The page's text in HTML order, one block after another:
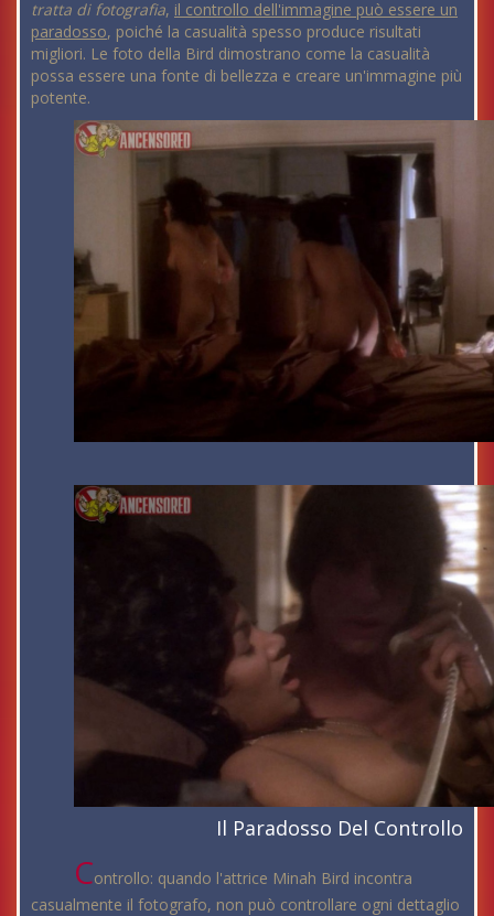
tratta di fotografia, il controllo dell'immagine può essere un
paradosso, poiché la casualità spesso produce risultati
migliori. Le foto della Bird dimostrano come la casualità
possa essere una fonte di bellezza e creare un'immagine più
potente.
Il Paradosso Del Controllo
Controllo: quando l'attrice Minah Bird incontra
casualmente il fotografo, non può controllare ogni dettaglio